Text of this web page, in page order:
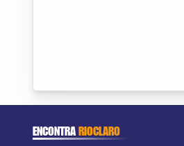
ENCONTRARIOCLARO